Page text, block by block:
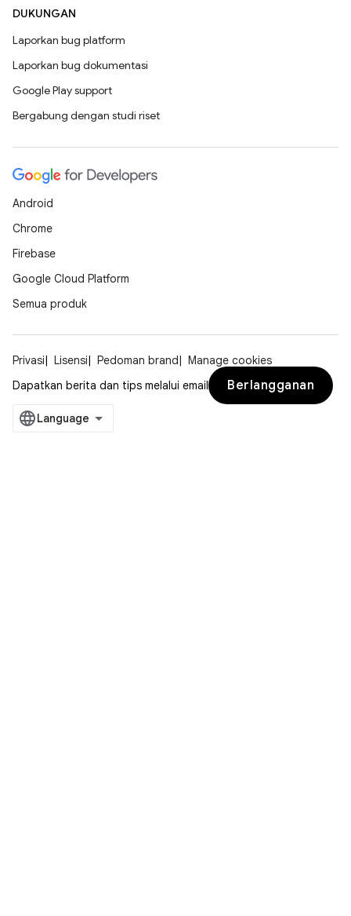
DUKUNGAN
Laporkan bug platform
Laporkan bug dokumentasi
Google Play support
Bergabung dengan studi riset
Android
Chrome
Firebase
Google Cloud Platform
Semua produk
Privasi Lisensi Pedoman brand
Manage cookies
Dapatkan berita dan tips melalui email
Berlangganan